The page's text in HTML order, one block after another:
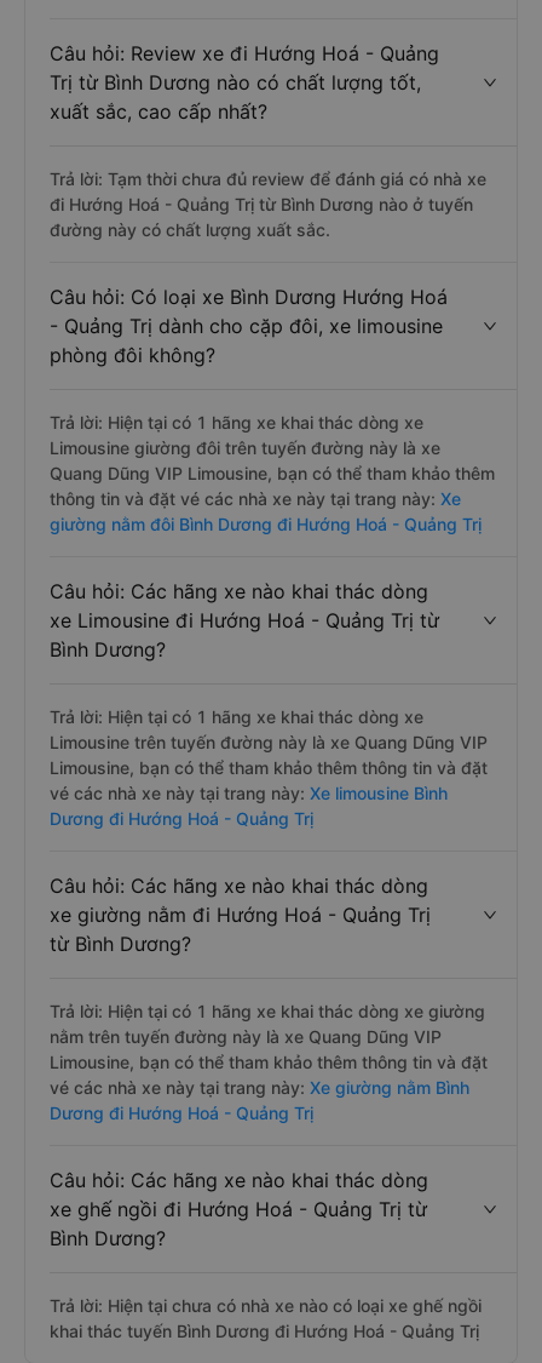
Câu hỏi: Review xe đi Hướng Hoá - Quảng
Trị từ Bình Dương nào có chất lượng tốt,
xuất sắc, cao cấp nhất?
Trả lời: Tạm thời chưa đủ review để đánh giá có nhà xe
đi Hướng Hoá - Quảng Trị từ Bình Dương nào ở tuyến
đường này có chất lượng xuất sắc.
Câu hỏi: Có loại xe Bình Dương Hướng Hoá
- Quảng Trị dành cho cặp đôi, xe limousine
phòng đôi không?
Trả lời: Hiện tại có 1 hãng xe khai thác dòng xe
Limousine giường đôi trên tuyến đường này là xe
Quang Dũng VIP Limousine, bạn có thể tham khảo thêm
thông tin và đặt vé các nhà xe này tại trang này: Xe
giường nằm đôi Bình Dương đi Hướng Hoá - Quảng Trị
Câu hỏi: Các hãng xe nào khai thác dòng
xe Limousine đi Hướng Hoá - Quảng Trị từ
Bình Dương?
Trả lời: Hiện tại có 1 hãng xe khai thác dòng xe
Limousine trên tuyến đường này là xe Quang Dũng VIP
Limousine, bạn có thể tham khảo thêm thông tin và đặt
vé các nhà xe này tại trang này: Xe limousine Bình
Dương đi Hướng Hoá - Quảng Trị
Câu hỏi: Các hãng xe nào khai thác dòng
xe giường nằm đi Hướng Hoá - Quảng Trị
từ Bình Dương?
Trả lời: Hiện tại có 1 hãng xe khai thác dòng xe giường
nằm trên tuyến đường này là xe Quang Dũng VIP
Limousine, bạn có thể tham khảo thêm thông tin và đặt
vé các nhà xe này tại trang này: Xe giường nằm Bình
Dương đi Hướng Hoá - Quảng Trị
Câu hỏi: Các hãng xe nào khai thác dòng
xe ghế ngồi đi Hướng Hoá - Quảng Trị từ
Bình Dương?
Trả lời: Hiện tại chưa có nhà xe nào có loại xe ghế ngồi
khai thác tuyến Bình Dương đi Hướng Hoá - Quảng Trị